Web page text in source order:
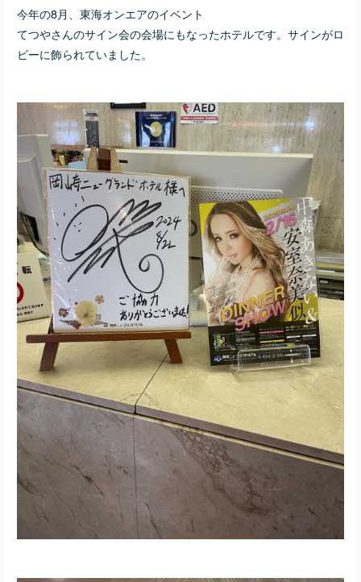
今年の8月、東海オンエアのイベント
てつやさんのサイン会の会場にもなったホテルです。サインがロ
ビーに飾られていました。